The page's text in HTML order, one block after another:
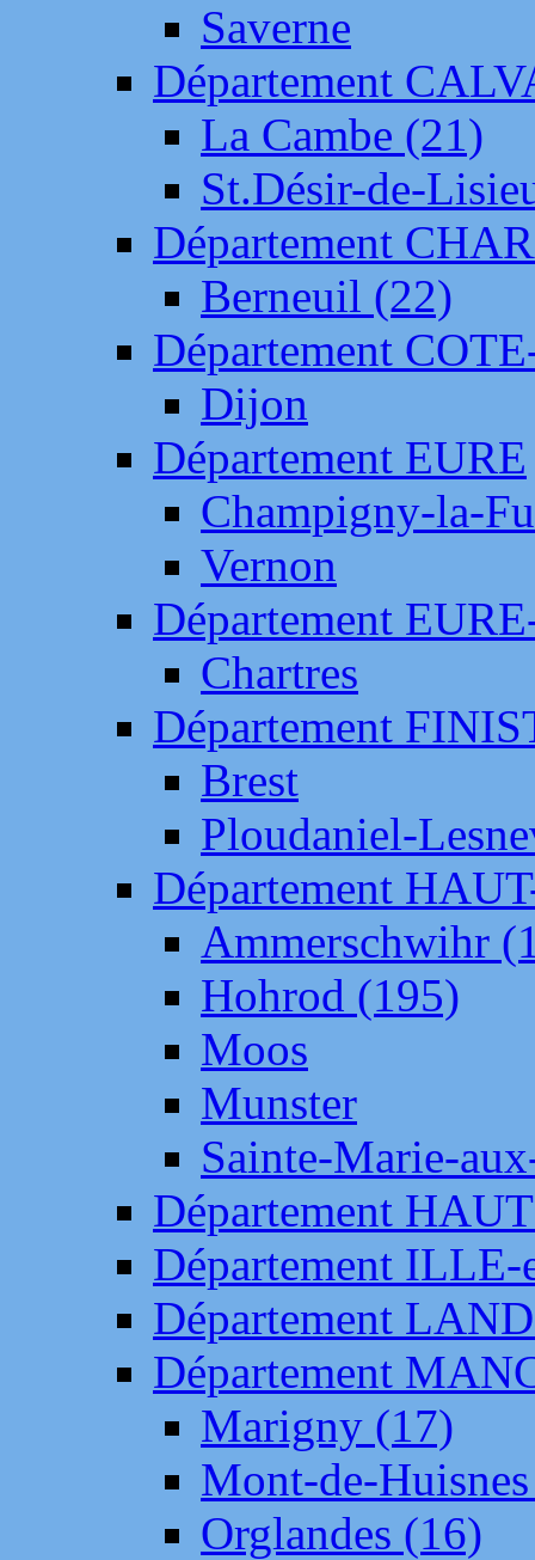
Saverne
Département
La Cambe (21)
St.Désir-de-
Département
Berneuil (22)
Département
Dijon
Département EURE
Champigny-la-
Vernon
Département
Chartres
Département
Brest
Ploudaniel-
Département
Ammerschwihr
Hohrod (195)
Moos
Munster
Sainte-Marie-
Département
Département
Département
Département
Marigny (17)
Mont-de-
Orglandes (16)